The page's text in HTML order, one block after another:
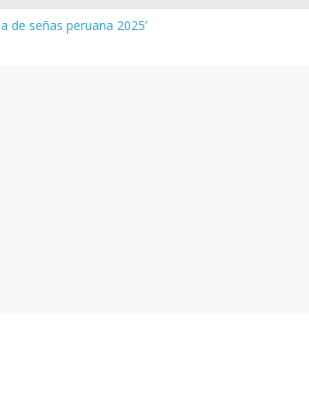
de señas peruana 2025’